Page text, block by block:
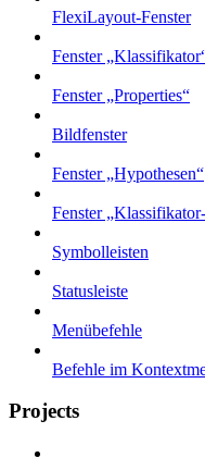
FlexiLayout-Fenster
Fenster
Fenster „Properties“
Bildfenster
Fenster „Hypothesen“
Fenster
Symbolleisten
Statusleiste
Menübefehle
Befehle im
Projects